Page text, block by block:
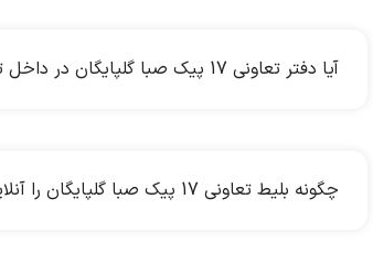
آیا دفتر تعاونی 17 پیک صبا گلپایگان در داخل ترمینال است یا خارج آن؟
چگونه بلیط تعاونی 17 پیک صبا گلپایگان را آنلاین بخریم؟